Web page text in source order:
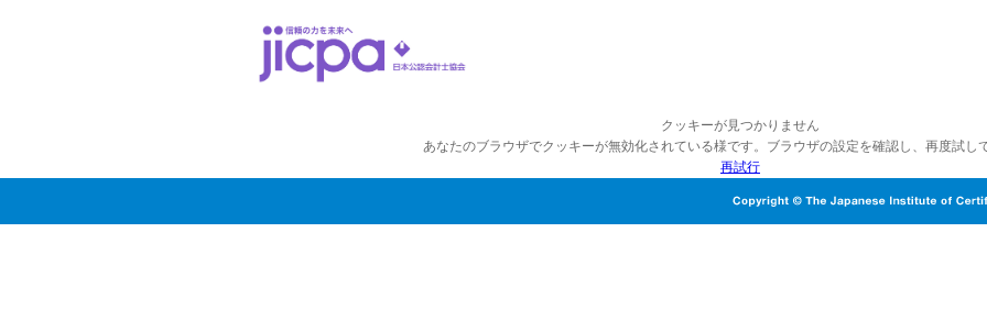
クッキーが見つかりません
あなたのブラウザでクッキーが無効化されている様です。ブラウザの設定を確認し、再度試し
再試行